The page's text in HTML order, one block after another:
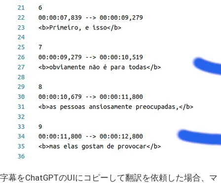
字幕をChatGPTのUIにコピーして翻訳を依頼した場合、マ